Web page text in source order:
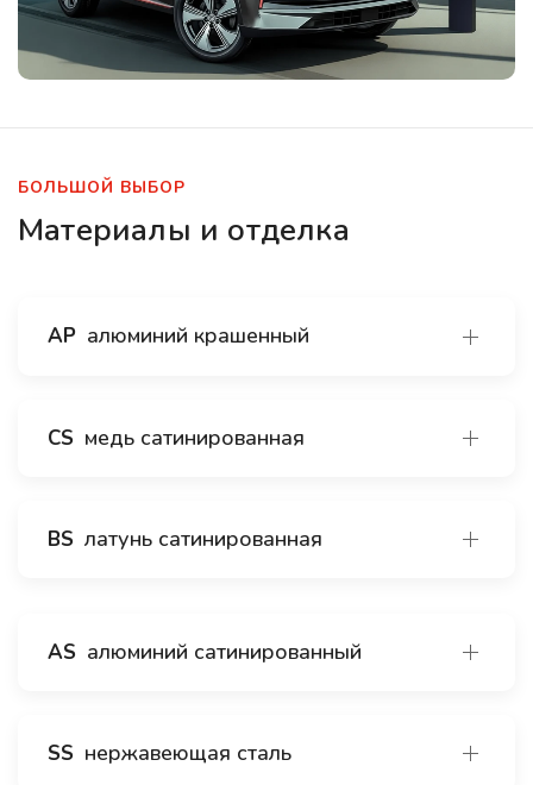
БОЛЬШОЙ ВЫБОР
Материалы и отделка
AP алюминий крашенный
CS медь сатинированная
BS латунь сатинированная
AS алюминий сатинированный
SS нержавеющая сталь